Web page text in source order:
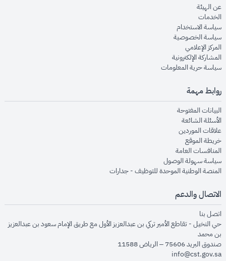
عن الهيئةopens in new window
الخدماتopens in new window
سياسة الاستخدام
سياسة الخصوصيةopens in new window
المركز الإعلاميopens in new window
المشاركة الإلكترونيةopens in new window
سياسة حرية المعلوماتopens in new window
روابط مهمة
البيانات المفتوحةopens in new window
الأسئلة الشائعةopens in new window
علاقات الموردينopens in new window
خريطة الموقعopens in new window
المنافسات العامةopens in new window
سياسة سهولة الوصولopens in new window
المنصة الوطنية الموحدة للتوظيف - جداراتopens in new window
الاتصال والدعم
اتصل بنا
حي النخيل - تقاطع الأمير تركي بن عبدالعزيز الأول مع طريق الإمام سعود بن عبدالعزيز
بن محمد
صندوق البريد 75606 – الرياض 11588
info@cst.gov.sa